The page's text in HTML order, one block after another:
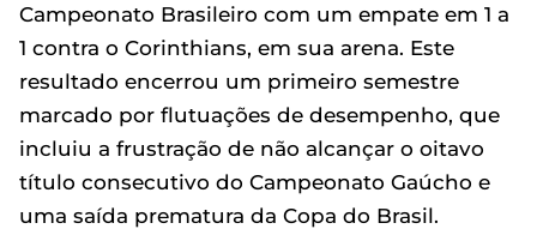
Campeonato Brasileiro com um empate em 1 a
1 contra o Corinthians, em sua arena. Este
resultado encerrou um primeiro semestre
marcado por flutuações de desempenho, que
incluiu a frustração de não alcançar o oitavo
título consecutivo do Campeonato Gaúcho e
uma saída prematura da Copa do Brasil.